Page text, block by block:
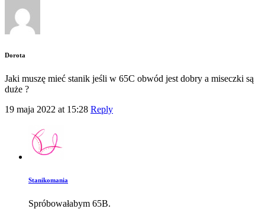
Dorota
Jaki muszę mieć stanik jeśli w 65C obwód jest dobry a miseczki są
duże ?
19 maja 2022 at 15:28 Reply
Stanikomania
Spróbowałabym 65B.